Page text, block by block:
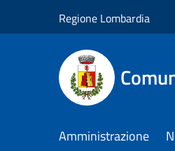
Regione Lombardia
Amministrazione